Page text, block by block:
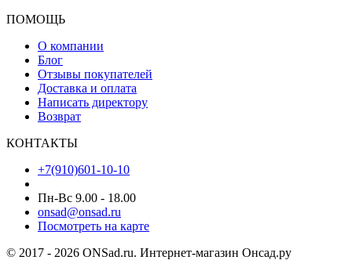
ПОМОЩЬ
О компании
Блог
Отзывы покупателей
Доставка и оплата
Написать директору
Возврат
КОНТАКТЫ
+7(910)601-10-10
Пн-Вс 9.00 - 18.00
onsad@onsad.ru
Посмотреть на карте
© 2017 - 2026 ONSad.ru. Интернет-магазин Онсад.ру